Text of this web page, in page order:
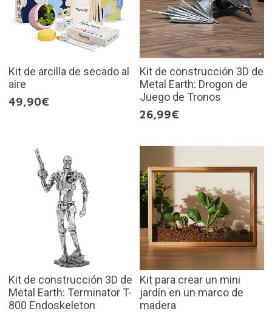
Kit de arcilla de secado al
aire
49,90€
Kit de construcción 3D de
Metal Earth: Drogon de
Juego de Tronos
26,99€
Kit de construcción 3D de
Metal Earth: Terminator T-
800 Endoskeleton
Kit para crear un mini
jardín en un marco de
madera